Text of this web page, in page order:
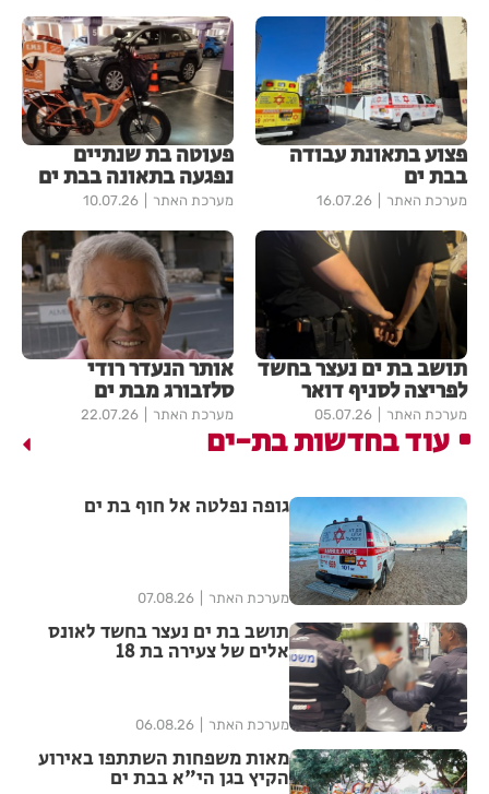
פצוע בתאונת עבודה
בבת ים
מערכת האתר 16.07.26
פעוטה בת שנתיים
נפגעה בתאונה בבת ים
מערכת האתר 10.07.26
תושב בת ים נעצר בחשד
לפריצה לסניף דואר
מערכת האתר 05.07.26
אותר הנעדר רודי
סלזבורג מבת ים
מערכת האתר 22.07.26
עוד בחדשות בת-ים
גופה נפלטה אל חוף בת ים
מערכת האתר 07.08.26
תושב בת ים נעצר בחשד לאונס
אלים של צעירה בת 18
מערכת האתר 06.08.26
מאות משפחות השתתפו באירוע
הקיץ בגן הי"א בבת ים